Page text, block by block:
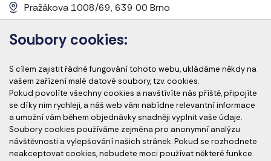
Pražákova 1008/69, 639 00 Brno
info@cems-cz.com
www.cems-cz.comwww.pharmaeducation.sk
Člen skupiny
Soubory cookies:
S cílem zajistit řádné fungování tohoto webu, ukládáme někdy na
vašem zařízení malé datové soubory, tzv. cookies.
Pokud povolíte všechny cookies a navštívíte nás příště, připojíte
se díky nim rychleji, a náš web vám nabídne relevantní informace
a umožní vám během objednávky snadněji vyplnit vaše údaje.
Soubory cookies používáme zejména pro anonymní analýzu
návštěvnosti a vylepšování našich stránek. Pokud se rozhodnete
neakceptovat cookies, nebudete moci používat některé funkce